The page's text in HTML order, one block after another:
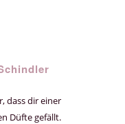
dass dir einer
Düfte gefällt.